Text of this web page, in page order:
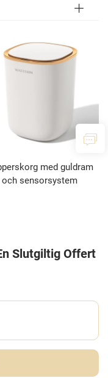
med guldram
och sensorsystem
Slutgiltig Offert